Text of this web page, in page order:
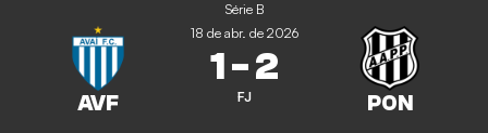
Série B
18 de abr. de 2026
1-2
FJ